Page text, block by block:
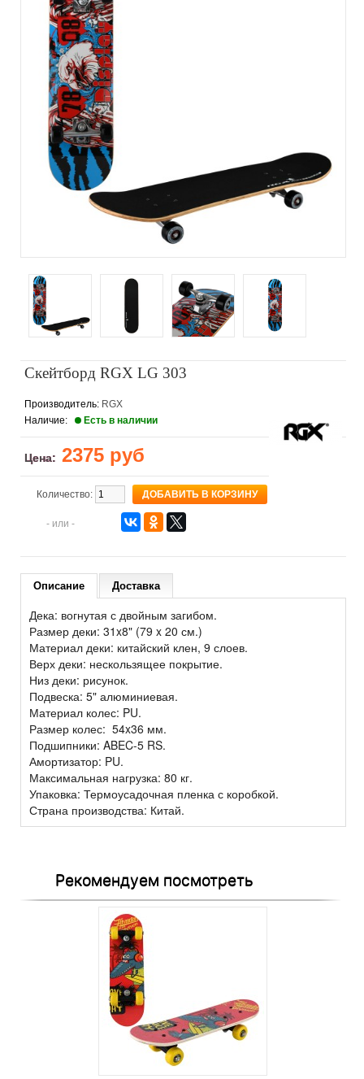
Скейтборд RGX LG 303
Производитель: RGX
Наличие:
Есть в наличии
Цена: 2375 руб
Количество:
- или -
Описание Доставка
Дека: вогнутая с двойным загибом.
Размер деки: 31x8" (79 x 20 см.)
Материал деки: китайский клен, 9 слоев.
Верх деки: нескользящее покрытие.
Низ деки: рисунок.
Подвеска: 5" алюминиевая.
Материал колес: PU.
Размер колес: 54x36 мм.
Подшипники: ABEC-5 RS.
Амортизатор: PU.
Максимальная нагрузка: 80 кг.
Упаковка: Термоусадочная пленка с коробкой.
Страна производства: Китай.
Рекомендуем посмотреть